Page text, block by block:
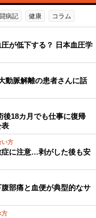
闘病記 健康 コラム
が低下する？ 日本血圧学
動脈解離の患者さんに話
後18カ月でも仕事に復帰
い方
に注意…剥がした後も安
腹部痛と血便が典型的なサ
方